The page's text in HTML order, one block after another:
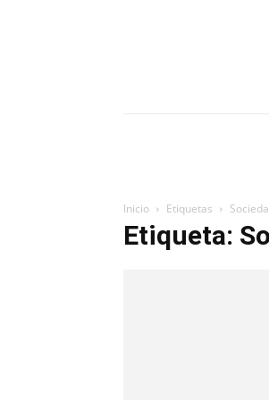
Inicio Etiquetas
Etiqueta: